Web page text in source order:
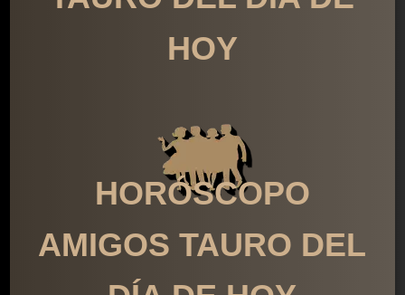
HOY
HORÓSCOPO
AMIGOS TAURO DEL